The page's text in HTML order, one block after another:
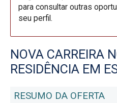
para consultar outras
seu perfil.
NOVA CARREIRA
RESIDÊNCIA EM
RESUMO DA OFERTA